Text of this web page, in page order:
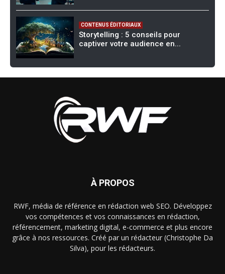
CONTENUS ÉDITORIAUX
Storytelling : 5 conseils pour
captiver votre audience en...
À PROPOS
RWF, média de référence en rédaction web SEO. Développez
vos compétences et vos connaissances en rédaction,
référencement, marketing digital, e-commerce et plus encore
grâce à nos ressources. Créé par un rédacteur (Christophe Da
Silva), pour les rédacteurs.